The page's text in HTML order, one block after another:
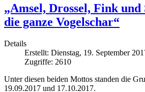
„Amsel, Drossel, Fink und
die ganze Vogelschar“
Details
Erstellt: Dienstag, 19. September
Zugriffe: 2610
Unter diesen beiden Mottos standen die
19.09.2017 und 17.10.2017.